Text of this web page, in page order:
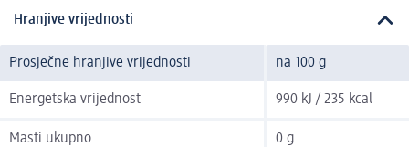
Hranjive vrijednosti
Prosječne hranjive vrijednosti na 100 g
Energetska vrijednost 990 kJ / 235 kcal
Masti ukupno 0 g